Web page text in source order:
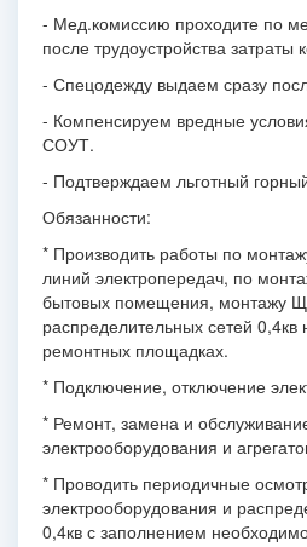
- Мед.комиссию проходите по
после трудоустройства затраты
- Спецодежду выдаем сразу
- Компенсируем вредные
СОУТ.
- Подтверждаем льготный
Обязанности:
* Производить работы по
линий электропередач, по
бытовых помещения, монтажу
распределительных сетей
ремонтных площадках.
* Подключение, отключение
* Ремонт, замена и
электрооборудования и
* Проводить периодичные
электрооборудования и
0,4кв с заполнением